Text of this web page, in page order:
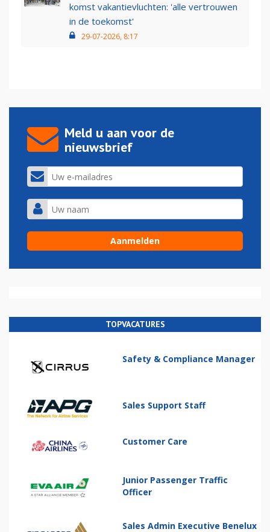
komst vakantievluchten: 'alle vertrouwen
in de toekomst'
29-07-2026, 8:17
Meld u aan voor de
nieuwsbrief
TOPVACATURES
Safety & Compliance Manager
Sales Support Staff
Customer Care
Junior Passenger Traffic
Officer
Sales Admin Executive Benelux